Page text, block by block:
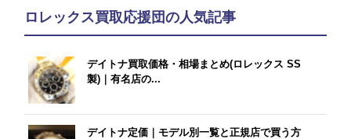
ロレックス買取応援団の人気記事
デイトナ買取価格・相場まとめ(ロレックス SS
製)｜有名店の...
デイトナ定価｜モデル別一覧と正規店で買う方